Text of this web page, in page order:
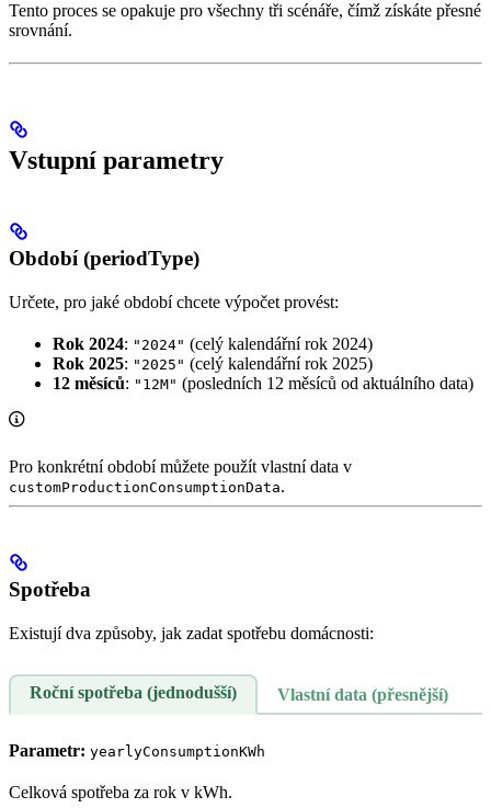
Tento proces se opakuje pro všechny tři scénáře, čímž získáte přesné
srovnání.
Vstupní parametry
Období (periodType)
Určete, pro jaké období chcete výpočet provést:
Rok 2024: "2024" (celý kalendářní rok 2024)
Rok 2025: "2025" (celý kalendářní rok 2025)
12 měsíců: "12M" (posledních 12 měsíců od aktuálního data)
Pro konkrétní období můžete použít vlastní data v
customProductionConsumptionData.
Spotřeba
Existují dva způsoby, jak zadat spotřebu domácnosti:
Roční spotřeba (jednodušší) Vlastní data (přesnější)
Parametr: yearlyConsumptionKWh
Celková spotřeba za rok v kWh.